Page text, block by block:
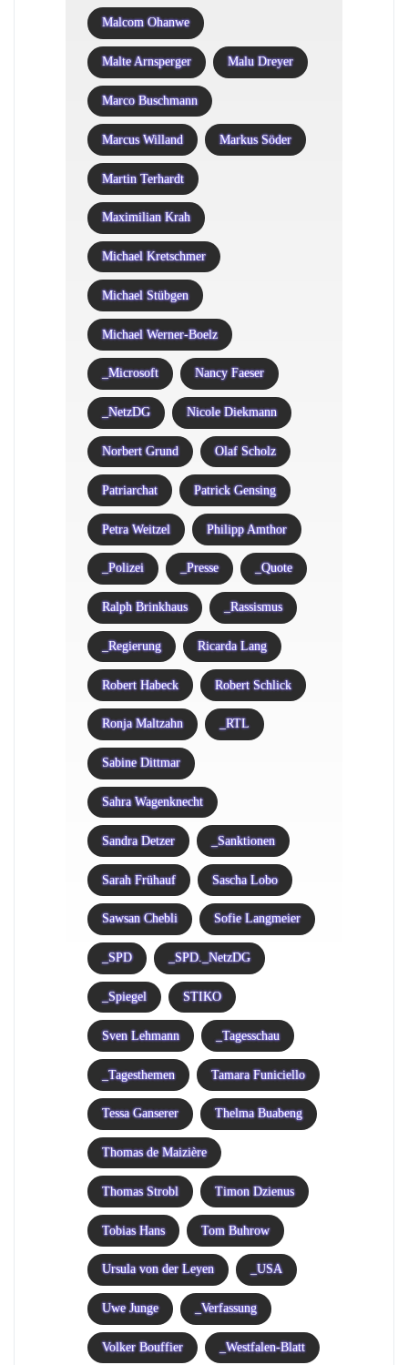
Malcom Ohanwe
Malte Arnsperger Malu Dreyer
Marco Buschmann
Marcus Willand Markus Söder
Martin Terhardt
Maximilian Krah
Michael Kretschmer
Michael Stübgen
Michael Werner-Boelz
_Microsoft Nancy Faeser
_NetzDG Nicole Diekmann
Norbert Grund Olaf Scholz
Patriarchat Patrick Gensing
Petra Weitzel Philipp Amthor
_Polizei _Presse _Quote
Ralph Brinkhaus _Rassismus
_Regierung Ricarda Lang
Robert Habeck Robert Schlick
Ronja Maltzahn _RTL
Sabine Dittmar
Sahra Wagenknecht
Sandra Detzer _Sanktionen
Sarah Frühauf Sascha Lobo
Sawsan Chebli Sofie Langmeier
_SPD _SPD._NetzDG
_Spiegel STIKO
Sven Lehmann _Tagesschau
_Tagesthemen Tamara Funiciello
Tessa Ganserer Thelma Buabeng
Thomas de Maizière
Thomas Strobl Timon Dzienus
Tobias Hans Tom Buhrow
Ursula von der Leyen _USA
Uwe Junge _Verfassung
Volker Bouffier _Westfalen-Blatt